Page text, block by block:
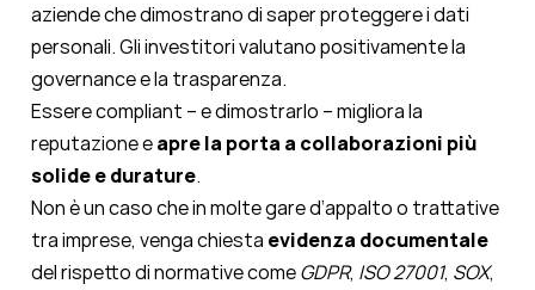
aziende che dimostrano di saper proteggere i dati
personali. Gli investitori valutano positivamente la
governance e la trasparenza.
Essere compliant – e dimostrarlo – migliora la
reputazione eapre la porta a collaborazioni più
solide e durature.
Non è un caso che in molte gare d’appalto o trattative
tra imprese, venga chiesta evidenza documentale
del rispetto di normative comeGDPR, ISO 27001, SOX,